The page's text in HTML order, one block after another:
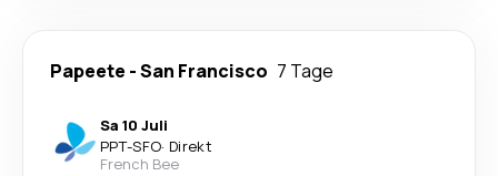
Papeete -San Francisco 7 Tage
Sa 10 Juli
PPT-SFO· Direkt
French Bee